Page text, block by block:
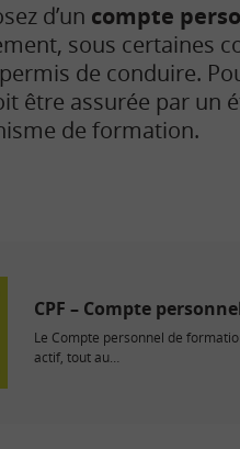
d’un compte
sous certaines
de conduire.
être assurée par un
de formation.
CPF – Compte
Le Compte personnel de
actif, tout au…